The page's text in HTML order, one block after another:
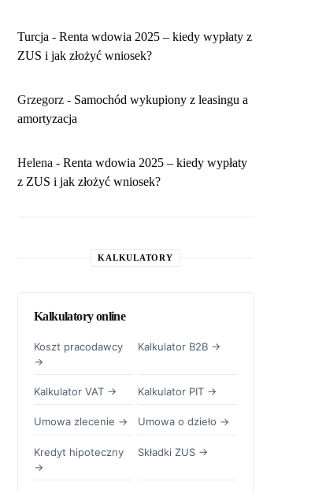
Turcja - Renta wdowia 2025 – kiedy wypłaty z
ZUS i jak złożyć wniosek?
Grzegorz - Samochód wykupiony z leasingu a
amortyzacja
Helena - Renta wdowia 2025 – kiedy wypłaty
z ZUS i jak złożyć wniosek?
KALKULATORY
Kalkulatory online
Koszt pracodawcy
→
Kalkulator B2B →
Kalkulator VAT → Kalkulator PIT →
Umowa zlecenie → Umowa o dzieło →
Kredyt hipoteczny
→
Składki ZUS →